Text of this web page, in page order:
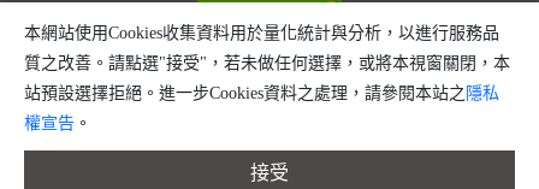
本網站使用Cookies收集資料用於量化統計與分析，以進行服務品
質之改善。請點選"接受"，若未做任何選擇，或將本視窗關閉，本
站預設選擇拒絕。進一步Cookies資料之處理，請參閱本站之 隱私
權宣告 。
接受